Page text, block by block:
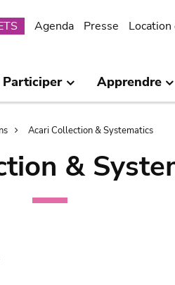
Agenda Presse
Participer Apprendre
Acari Collection & Systematics
&